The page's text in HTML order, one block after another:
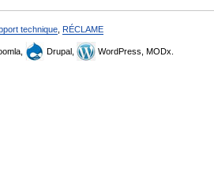
technique RÉCLAME
Drupal, WordPress, MODx.